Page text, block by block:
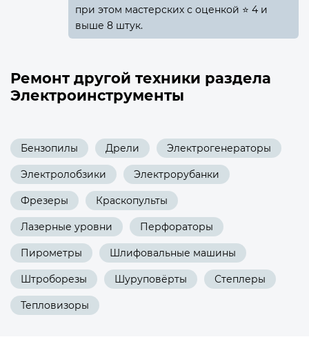
при этом мастерских с оценкой ⭐ 4 и
выше 8 штук.
Ремонт другой техники раздела
Электроинструменты
Бензопилы Дрели Электрогенераторы
Электролобзики Электрорубанки
Фрезеры Краскопульты
Лазерные уровни Перфораторы
Пирометры Шлифовальные машины
Штроборезы Шуруповёрты Степлеры
Тепловизоры